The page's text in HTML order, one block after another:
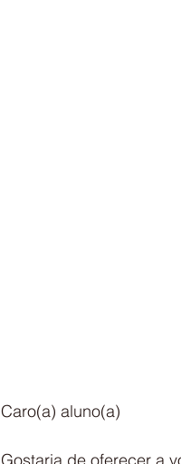
Caro(a) aluno(a)
Gostaria de oferecer a